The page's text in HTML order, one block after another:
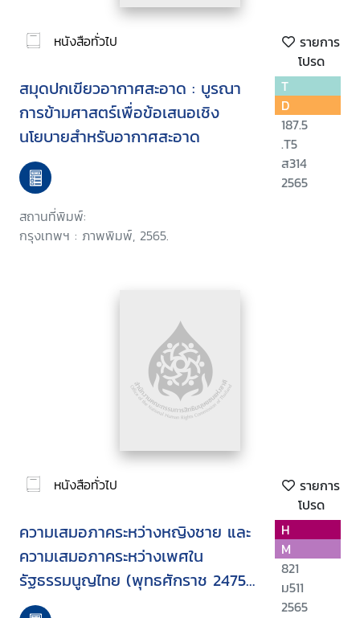
หนังสือทั่วไป
รายการ
โปรด
สมุดปกเขียวอากาศสะอาด : บูรณา
การข้ามศาสตร์เพื่อข้อเสนอเชิง
นโยบายสำหรับอากาศสะอาด
สถานที่พิมพ์:
กรุงเทพฯ : ภาพพิมพ์, 2565.
T
D
187.5
.T5
ส314
2565
หนังสือทั่วไป
รายการ
โปรด
ความเสมอภาคระหว่างหญิงชาย และ
ความเสมอภาคระหว่างเพศใน
รัฐธรรมนูญไทย (พุทธศักราช 2475-
2560)
H
M
821
ม511
2565